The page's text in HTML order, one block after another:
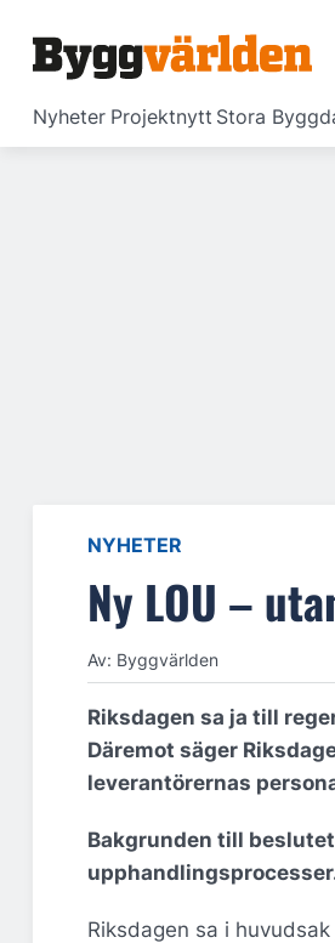
Nyheter Projektnytt Stora
NYHETER
Ny LOU –
Av: Byggvärlden
Riksdagen sa ja till
Däremot säger
leverantörernas
Bakgrunden till
Riksdagen sa i